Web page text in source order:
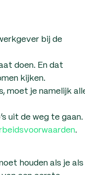
bij de
doen. En dat
kijken.
moet je namelijk
uit de weg te gaan.
.
houden als je als